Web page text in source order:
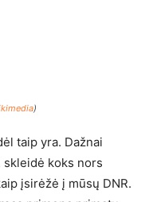
)
taip yra. Dažnai
skleidė koks nors
įsirėžė į mūsų DNR.